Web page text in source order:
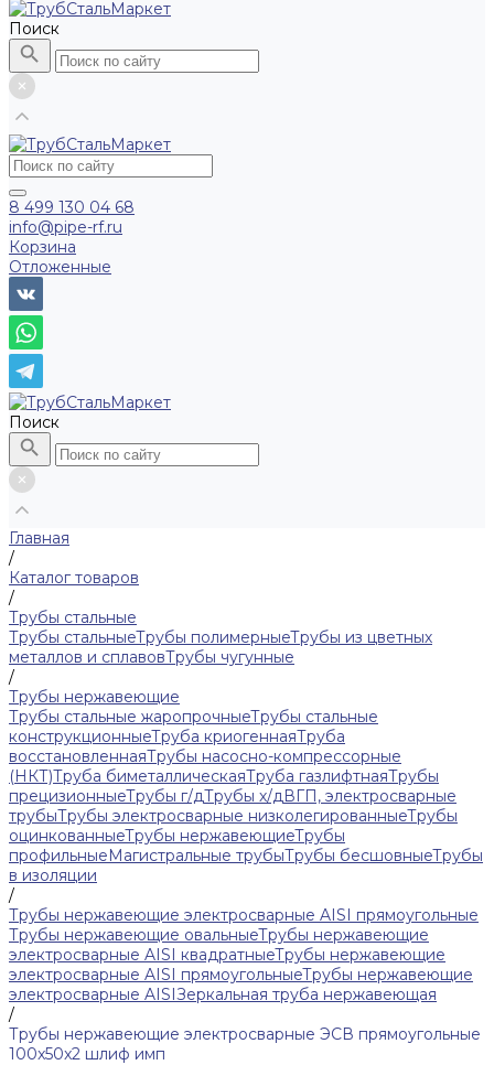
Поиск
8 499 130 04 68
info@pipe-rf.ru
Корзина
Отложенные
Поиск
Главная
/
Каталог товаров
/
Трубы стальные
Трубы стальныеТрубы полимерныеТрубы из цветных
металлов и сплавовТрубы чугунные
/
Трубы нержавеющие
Трубы стальные жаропрочныеТрубы стальные
конструкционныеТруба криогеннаяТруба
восстановленнаяТрубы насосно-компрессорные
(НКТ)Труба биметаллическаяТруба газлифтнаяТрубы
прецизионныеТрубы г/дТрубы х/дВГП, электросварные
трубыТрубы электросварные низколегированныеТрубы
оцинкованныеТрубы нержавеющиеТрубы
профильныеМагистральные трубыТрубы бесшовныеТрубы
в изоляции
/
Трубы нержавеющие электросварные AISI прямоугольные
Трубы нержавеющие овальныеТрубы нержавеющие
электросварные AISI квадратныеТрубы нержавеющие
электросварные AISI прямоугольныеТрубы нержавеющие
электросварные AISIЗеркальная труба нержавеющая
/
Трубы нержавеющие электросварные ЭСВ прямоугольные
100x50x2 шлиф имп